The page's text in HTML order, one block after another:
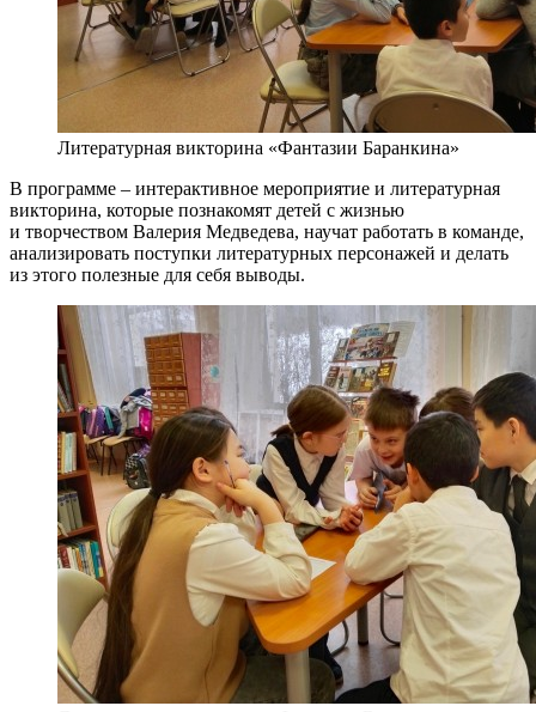
Литературная викторина «Фантазии Баранкина»
В программе – интерактивное мероприятие и литературная
викторина, которые познакомят детей с жизнью
и творчеством Валерия Медведева, научат работать в команде,
анализировать поступки литературных персонажей и делать
из этого полезные для себя выводы.